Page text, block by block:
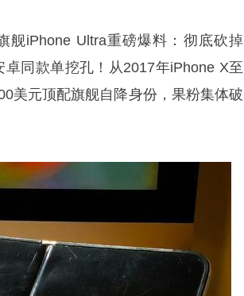
舰iPhone Ultra重磅爆料：彻底砍掉
同款单挖孔！从2017年iPhone X至
美元顶配旗舰自降身份，果粉集体破